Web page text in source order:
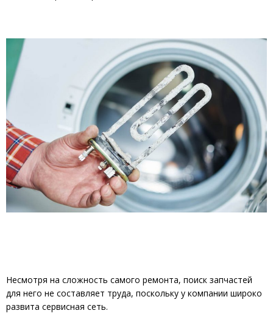
Несмотря на сложность самого ремонта, поиск запчастей
для него не составляет труда, поскольку у компании широко
развита сервисная сеть.